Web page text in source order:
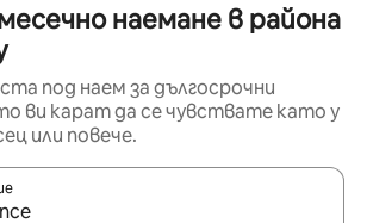
наемане в района
под наем за дългосрочни
ви карат да се чувствате като у
или повече.
се покажат, използвайте